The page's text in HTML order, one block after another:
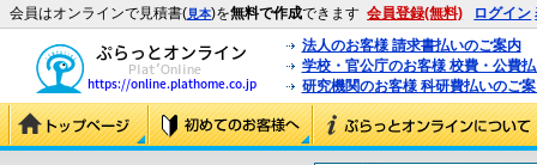
会員はオンラインで見積書(見本)を無料で作成できます 会員登録(無料) ログイン
法人のお客様 請求書払いのご案内
学校・官公庁のお客様 校費・公費
研究機関のお客様 科研費払いのご